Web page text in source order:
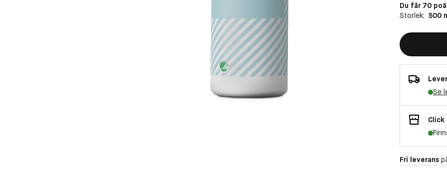
Storlek: 500
Du får 70
Se
Fri leverans